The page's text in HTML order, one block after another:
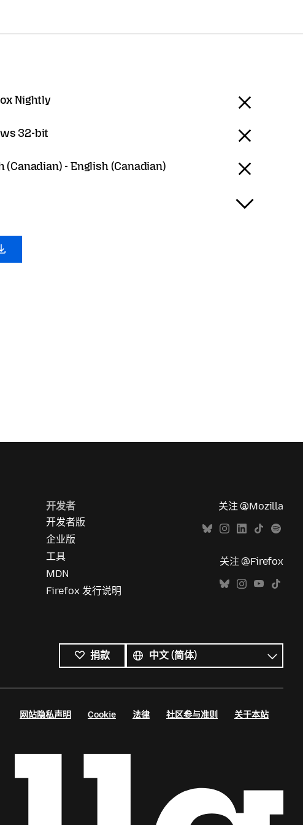
Nightly
32-bit
(Canadian) - English (Canadian)
开发者
开发者版
企业版
工具
MDN
Firefox 发行说明
关注 @Mozilla
关注 @Firefox
捐款
有
语
言
语
言
网站隐私声明 Cookie 法律 社区参与准则 关于本站